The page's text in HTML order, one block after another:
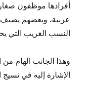
أفرادها موظفون
عربية، وبعضهم
النسب الغريب التي
وهذا الجانب الهام من
الإشارة إليه في